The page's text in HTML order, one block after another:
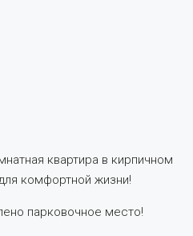
квартира в кирпичном
комфортной жизни!
парковочное место!